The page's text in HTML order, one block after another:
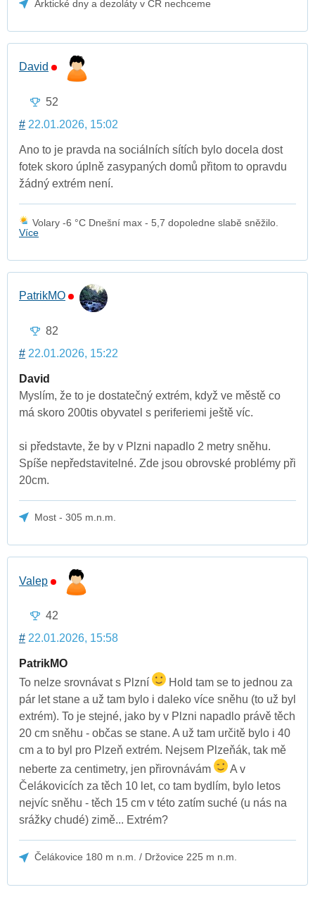
Arktické dny a dezoláty v ČR nechceme
David
52
# 22.01.2026, 15:02
Ano to je pravda na sociálních sítích bylo docela dost
fotek skoro úplně zasypaných domů přitom to opravdu
žádný extrém není.
Volary -6 °C Dnešní max - 5,7 dopoledne slabě sněžilo.
Více
PatrikMO
82
# 22.01.2026, 15:22
David
Myslím, že to je dostatečný extrém, když ve městě co
má skoro 200tis obyvatel s periferiemi ještě víc.
si představte, že by v Plzni napadlo 2 metry sněhu.
Spíše nepředstavitelné. Zde jsou obrovské problémy při
20cm.
Most - 305 m.n.m.
Valep
42
# 22.01.2026, 15:58
PatrikMO
To nelze srovnávat s Plzní
Hold tam se to jednou za
pár let stane a už tam bylo i daleko více sněhu (to už byl
extrém). To je stejné, jako by v Plzni napadlo právě těch
20 cm sněhu - občas se stane. A už tam určitě bylo i 40
cm a to byl pro Plzeň extrém. Nejsem Plzeňák, tak mě
neberte za centimetry, jen přirovnávám
A v
Čelákovicích za těch 10 let, co tam bydlím, bylo letos
nejvíc sněhu - těch 15 cm v této zatím suché (u nás na
srážky chudé) zimě... Extrém?
Čelákovice 180 m n.m. / Držovice 225 m n.m.